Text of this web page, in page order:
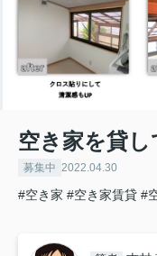
空き家を貸
募集中 2022.04.30
#空き家 #空き家賃貸 #